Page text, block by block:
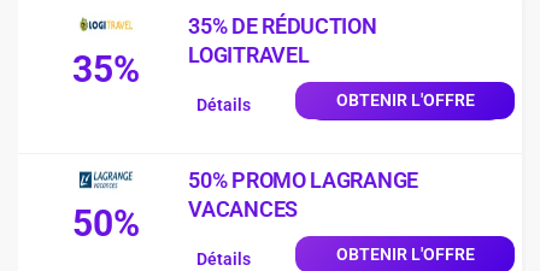
35%
35% DE RÉDUCTION
LOGITRAVEL
OBTENIR L'OFFRE
Détails
50%
50% PROMO LAGRANGE
VACANCES
OBTENIR L'OFFRE
Détails